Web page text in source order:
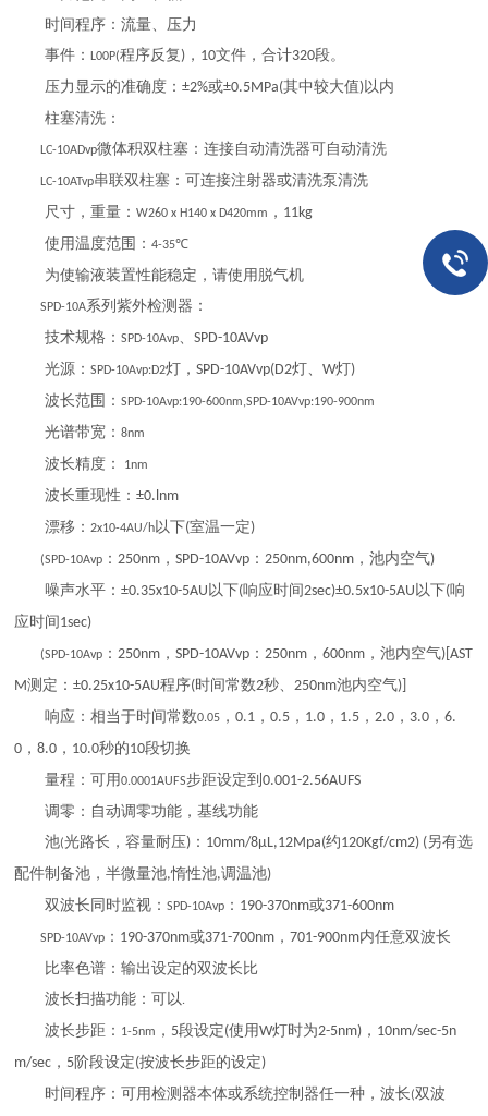
时间程序：流量、压力
事件：L00P(程序反复) ， 10文件，合计320段。
压力显示的准确度：±2%或±0.5MPa(其中较大值)以内
柱塞清洗：
LC-10ADvp微体积双柱塞：连接自动清洗器可自动清洗
LC-10ATvp串联双柱塞：可连接注射器或清洗泵清洗
尺寸，重量：W260 x H140 x D420mm ， 11kg
使用温度范围：4-35℃
为使输液装置性能稳定，请使用脱气机
SPD-10A系列紫外检测器：
技术规格：SPD-10Avp、SPD-10AVvp
光源：SPD-10Avp:D2灯，SPD-10AVvp(D2灯、W灯)
波长范围：SPD-10Avp:190-600nm,SPD-10AVvp:190-900nm
光谱带宽：8nm
波长精度： 1nm
波长重现性：±0.lnm
漂移：2x10-4AU/h以下(室温一定)
(SPD-10Avp ：250nm ，SPD-10AVvp ：250nm,600nm ，池内空气)
噪声水平：±0.35x10-5AU 以下(响应时间2sec)±0.5x10-5AU 以下(响
应时间 1sec)
(SPD-10Avp ：250nm ，SPD-10AVvp ：250nm ，600nm ，池内空气)[AST
M测定：±0.25x10-5AU程序(时间常数2秒、250nm池内空气)]
响应：相当于时间常数0.05 ，0.1 ，0.5 ， 1.0 ， 1.5 ，2.0 ， 3.0 ，6.
0 ，8.0 ， 10.0秒的10段切换
量程：可用0.0001AUFS步距设定到0.001-2.56AUFS
调零：自动调零功能，基线功能
池(光路长，容量耐压) ： 10mm/8μL,12Mpa(约120Kgf/cm2) (另有选
配件制备池，半微量池,惰性池,调温池)
双波长同时监视：SPD-10Avp ： 190-370nm或371-600nm
SPD-10AVvp ： 190-370nm或371-700nm ，701-900nm内任意双波长
比率色谱：输出设定的双波长比
波长扫描功能：可以.
波长步距： 1-5nm ， 5段设定(使用W灯时为2-5nm) ， 10nm/sec-5n
m/sec ， 5阶段设定(按波长步距的设定)
时间程序：可用检测器本体或系统控制器任一种，波长(双波